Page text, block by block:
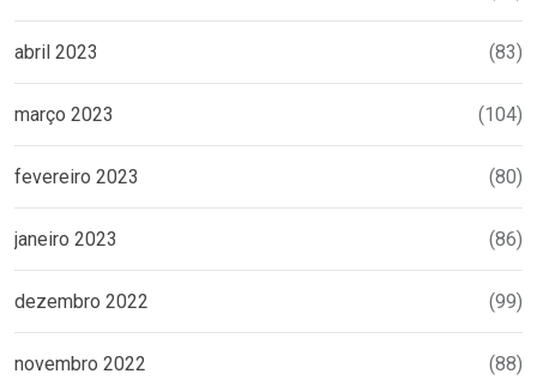
abril 2023 (83)
março 2023 (104)
fevereiro 2023 (80)
janeiro 2023 (86)
dezembro 2022 (99)
novembro 2022 (88)